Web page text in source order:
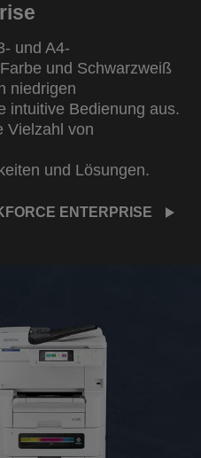
und A4-
und Schwarzweiß
niedrigen
intuitive Bedienung aus.
Vielzahl von
und Lösungen.
ENTERPRISE